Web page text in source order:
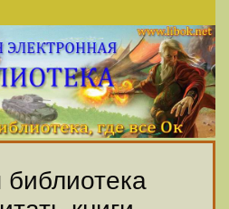
библиотека